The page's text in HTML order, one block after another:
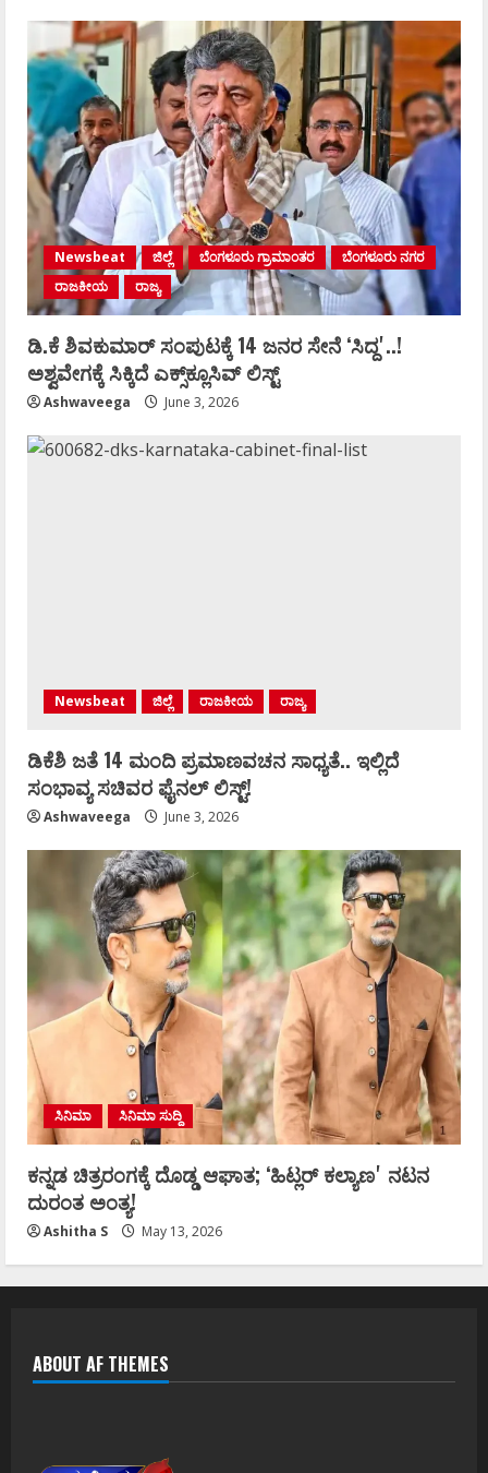
Newsbeat ಜಿಲ್ಲೆ ಬೆಂಗಳೂರು ಗ್ರಾಮಾಂತರ
ಬೆಂಗಳೂರು ನಗರ
ರಾಜಕೀಯ
ರಾಜ್ಯ
ಡಿ.ಕೆ ಶಿವಕುಮಾರ್‌ ಸಂಪುಟಕ್ಕೆ 14 ಜನರ ಸೇನೆ ʻಸಿದ್ದʼ..!
ಅಶ್ವವೇಗಕ್ಕೆ ಸಿಕ್ಕಿದೆ ಎಕ್ಸ್‌ಕ್ಲೂಸಿವ್‌ ಲಿಸ್ಟ್‌
Ashwaveega June 3, 2026
Newsbeat ಜಿಲ್ಲೆ ರಾಜಕೀಯ ರಾಜ್ಯ
ಡಿಕೆಶಿ ಜತೆ 14 ಮಂದಿ ಪ್ರಮಾಣವಚನ ಸಾಧ್ಯತೆ.. ಇಲ್ಲಿದೆ
ಸಂಭಾವ್ಯ ಸಚಿವರ ಫೈನಲ್ ಲಿಸ್ಟ್‌!
Ashwaveega June 3, 2026
ಸಿನಿಮಾ ಸಿನಿಮಾ ಸುದ್ದಿ
ಕನ್ನಡ ಚಿತ್ರರಂಗಕ್ಕೆ ದೊಡ್ಡ ಆಘಾತ; ʻಹಿಟ್ಲರ್ ಕಲ್ಯಾಣʼ ನಟನ
ದುರಂತ ಅಂತ್ಯ!
Ashitha S May 13, 2026
ABOUT AF THEMES